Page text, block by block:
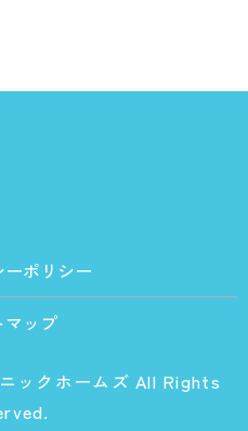
ーポリシー
マップ
ックホームズ All Rights